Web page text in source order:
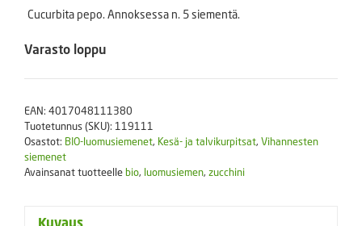
oli:
on:
Cucurbita pepo. Annoksessa n. 5 siementä.
Varasto loppu
EAN: 4017048111380
Tuotetunnus (SKU): 119111
Osastot: BIO-luomusiemenet, Kesä- ja talvikurpitsat, Vihannesten
siemenet
Avainsanat tuotteellebio, luomusiemen, zucchini